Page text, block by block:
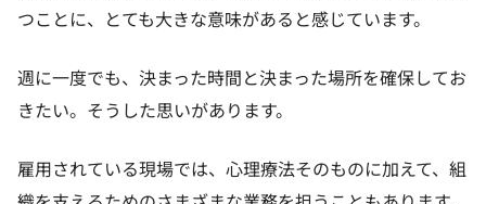
つことに、とても大きな意味があると感じています。
週に一度でも、決まった時間と決まった場所を確保してお
きたい。そうした思いがあります。
雇用されている現場では、心理療法そのものに加えて、組